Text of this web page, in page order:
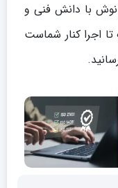
با دانش فنی و
اجرا کنار شماست